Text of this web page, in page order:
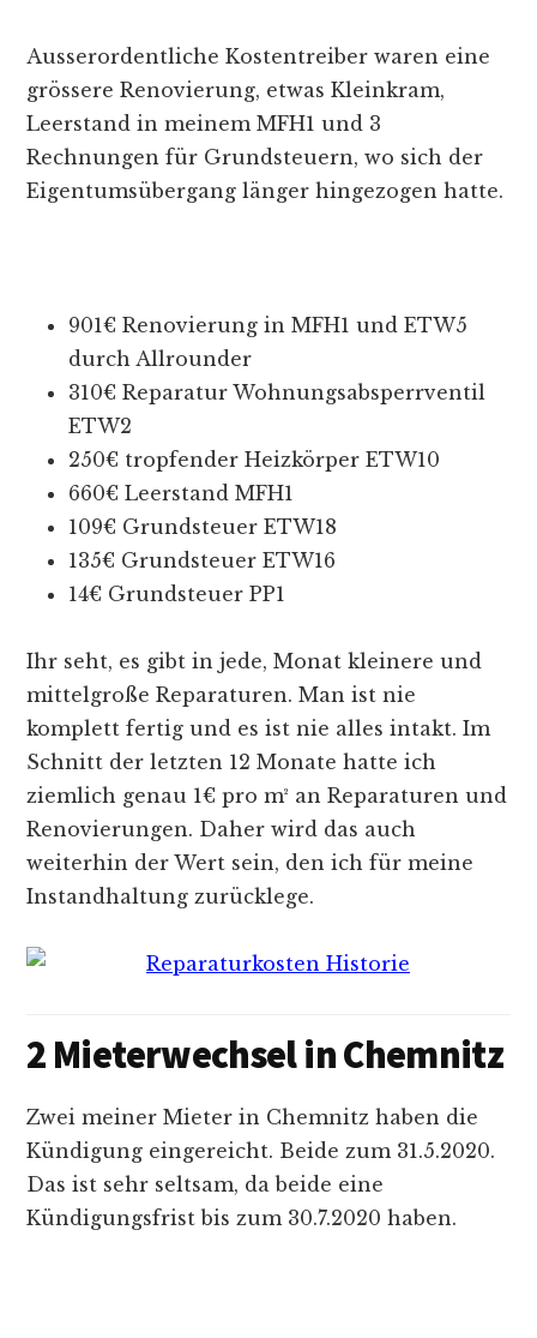
Ausserordentliche Kostentreiber waren eine
grössere Renovierung, etwas Kleinkram,
Leerstand in meinem MFH1 und 3
Rechnungen für Grundsteuern, wo sich der
Eigentumsübergang länger hingezogen hatte.
901€ Renovierung in MFH1 und ETW5
durch Allrounder
310€ Reparatur Wohnungsabsperrventil
ETW2
250€ tropfender Heizkörper ETW10
660€ Leerstand MFH1
109€ Grundsteuer ETW18
135€ Grundsteuer ETW16
14€ Grundsteuer PP1
Ihr seht, es gibt in jede, Monat kleinere und
mittelgroße Reparaturen. Man ist nie
komplett fertig und es ist nie alles intakt. Im
Schnitt der letzten 12 Monate hatte ich
ziemlich genau 1€ pro m² an Reparaturen und
Renovierungen. Daher wird das auch
weiterhin der Wert sein, den ich für meine
Instandhaltung zurücklege.
2 Mieterwechsel in Chemnitz
Zwei meiner Mieter in Chemnitz haben die
Kündigung eingereicht. Beide zum 31.5.2020.
Das ist sehr seltsam, da beide eine
Kündigungsfrist bis zum 30.7.2020 haben.